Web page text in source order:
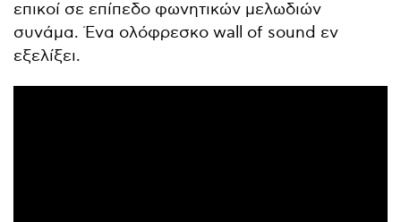
επικοί σε επίπεδο φωνητικών μελωδιών
συνάμα. Ένα ολόφρεσκο wall of sound εν
εξελίξει.